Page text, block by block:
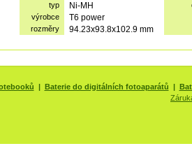
typ
Ni-MH
výrobce
T6 power
rozměry 94.23x93.8x102.9 mm
| Baterie do digitálních fotoaparátů |